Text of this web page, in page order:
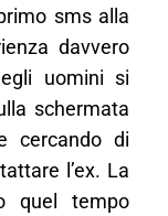
sms alla
davvero
uomini si
schermata
cercando di
l’ex. La
quel tempo